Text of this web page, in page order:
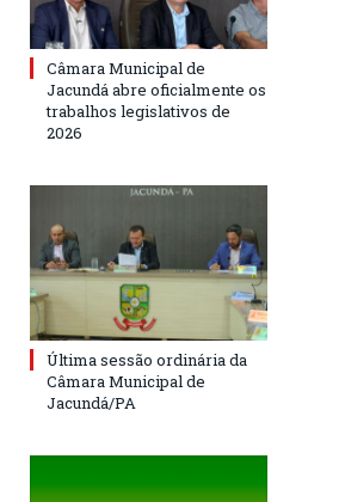
Câmara Municipal de
Jacundá abre oficialmente os
trabalhos legislativos de
2026
Última sessão ordinária da
Câmara Municipal de
Jacundá/PA